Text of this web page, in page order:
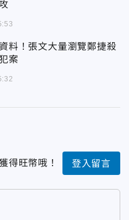
料！張文大量瀏覽鄭捷殺
案
得旺幣哦！ 登入留言